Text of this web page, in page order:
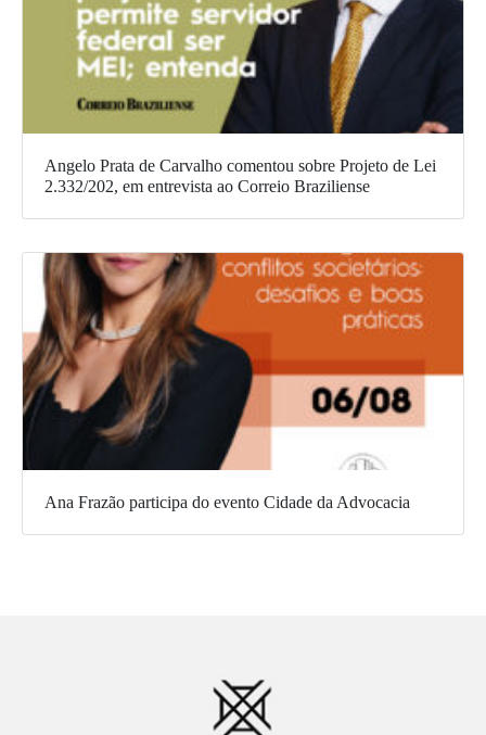
Angelo Prata de Carvalho comentou sobre Projeto de Lei
2.332/202, em entrevista ao Correio Braziliense
Ana Frazão participa do evento Cidade da Advocacia